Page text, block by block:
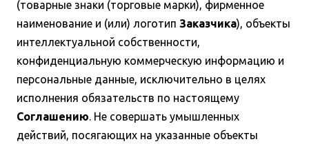
(товарные знаки (торговые марки), фирменное
наименование и (или) логотип Заказчика), объекты
интеллектуальной собственности,
конфиденциальную коммерческую информацию и
персональные данные, исключительно в целях
исполнения обязательств по настоящему
Соглашению. Не совершать умышленных
действий, посягающих на указанные объекты